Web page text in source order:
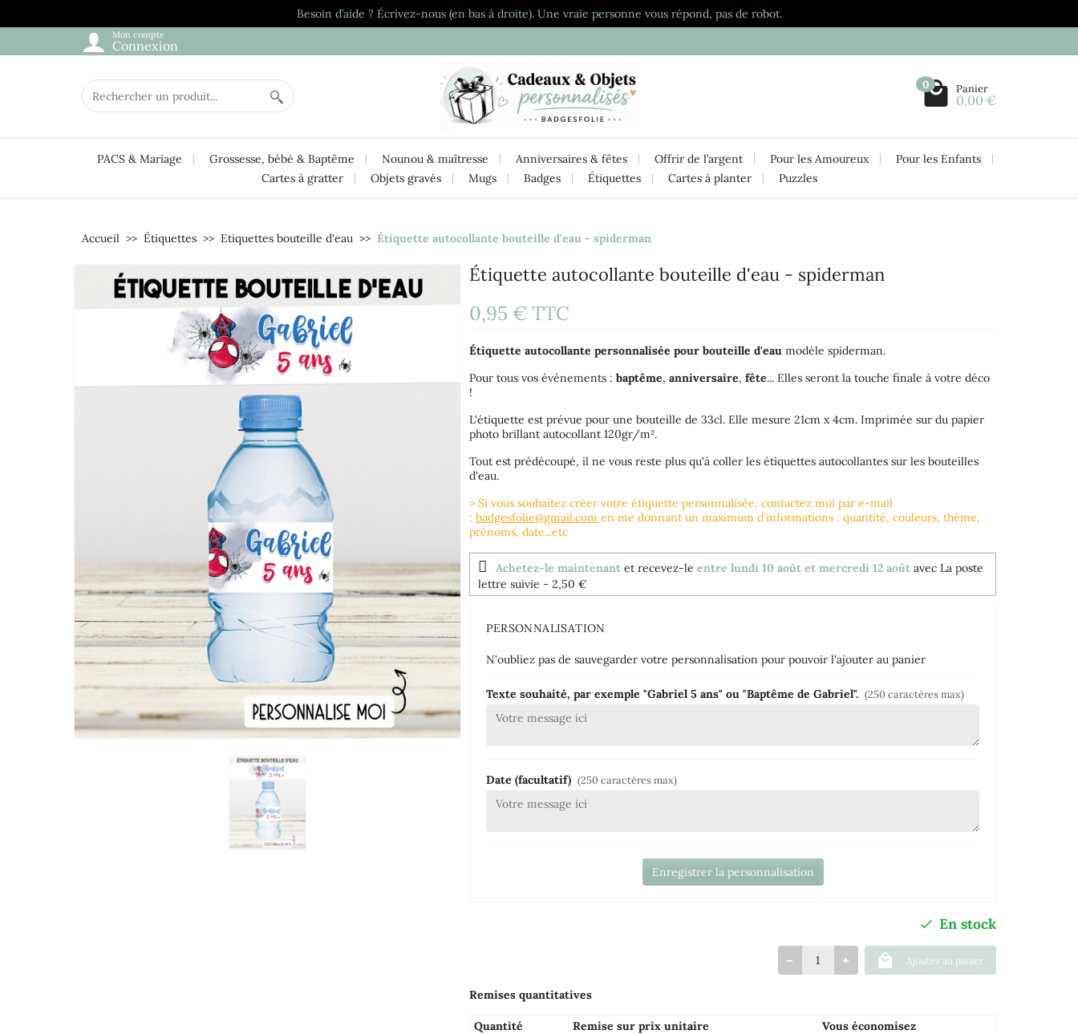
Besoin d’aide ? Écrivez-nous (en bas à droite). Une vraie personne vous répond, pas de robot.
Mon compte
Connexion
0 Panier
0,00 €
PACS & Mariage Grossesse, bébé & Baptême Nounou & maîtresse Anniversaires & fêtes Offrir de l’argent Pour les Amoureux
Pour les Enfants
Cartes à gratter
Objets gravés Mugs Badges Étiquettes Cartes à planter Puzzles
Accueil Étiquettes Etiquettes bouteille d'eau Étiquette autocollante bouteille d'eau - spiderman
Étiquette autocollante bouteille d'eau - spiderman
0,95 €TTC
Étiquetteautocollante personnalisée pour bouteille d'eaumodèle spiderman.
Pour tous vos événements :baptême,anniversaire,fête... Elles seront la touche finale à votre déco
!
L'étiquette est prévue pour une bouteille de 33cl. Elle mesure 21cm x 4cm. Imprimée sur du papier
photo brillant autocollant 120gr/m².
Tout est prédécoupé, il ne vous reste plus qu'à coller les étiquettes autocollantes sur les bouteilles
d'eau.
> Si vous souhaitez créer votre étiquette personnalisée, contactez moi par e-mail
:badgesfolie@gmail.com en me donnant un maximum d'informations : quantité, couleurs, thème,
prénoms, date...etc
Achetez-le maintenant et recevez-leentre lundi 10 août et mercredi 12 août avec La poste
lettre suivie - 2,50 €
PERSONNALISATION
N'oubliez pas de sauvegarder votre personnalisation pour pouvoir l'ajouter au panier
Texte souhaité, par exemple "Gabriel 5 ans" ou "Baptême de Gabriel". (250 caractères max)
Date (facultatif) (250 caractères max)
Enregistrer la personnalisation
En stock
Ajouter au panier
Remises quantitatives
Quantité Remise sur prix unitaire
Vous économisez